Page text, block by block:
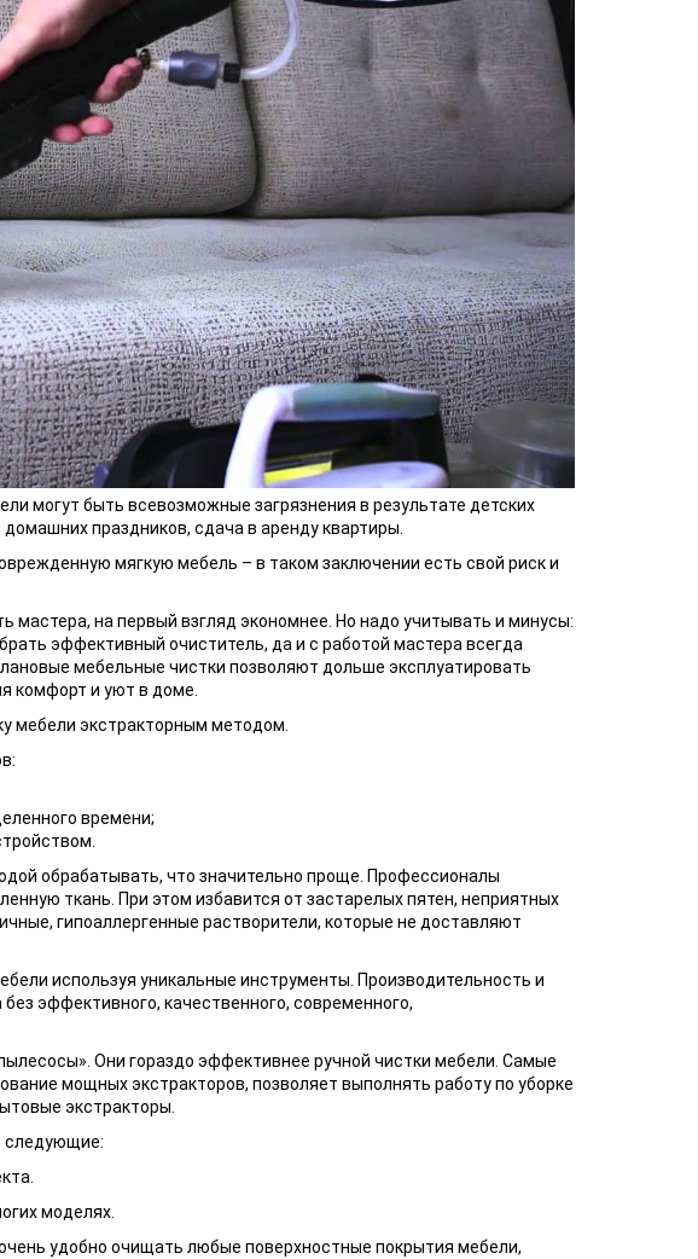
могут быть всевозможные загрязнения в результате детских
праздников, сдача в аренду квартиры.
мягкую мебель – в таком заключении есть свой риск и
мастера, на первый взгляд экономнее. Но надо учитывать и минусы:
эффективный очиститель, да и с работой мастера всегда
мебельные чистки позволяют дольше эксплуатировать
комфорт и уют в доме.
мебели экстракторным методом.
времени;
обрабатывать, что значительно проще. Профессионалы
ткань. При этом избавится от застарелых пятен, неприятных
гипоаллергенные растворители, которые не доставляют
используя уникальные инструменты. Производительность и
эффективного, качественного, современного,
Они гораздо эффективнее ручной чистки мебели. Самые
мощных экстракторов, позволяет выполнять работу по уборке
экстракторы.
следующие:
моделях.
удобно очищать любые поверхностные покрытия мебели,